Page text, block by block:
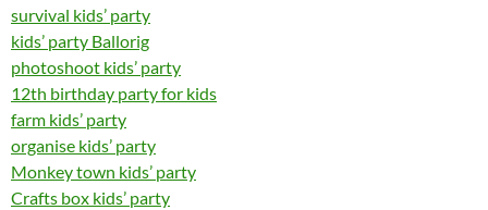
survival kids’ party
kids’ party Ballorig
photoshoot kids’ party
12th birthday party for kids
farm kids’ party
organise kids’ party
Monkey town kids’ party
Crafts box kids’ party